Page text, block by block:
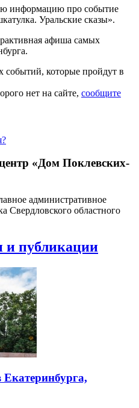
информацию про событие
Уральские сказы».
афиша самых
событий, которые пройдут в
нет на сайте, сообщите
«Дом Поклевских-
административное
Свердловского областного
и публикации